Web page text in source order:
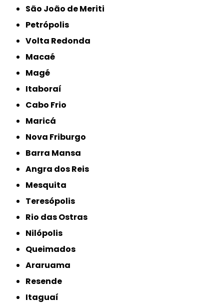
São João de Meriti
Petrópolis
Volta Redonda
Macaé
Magé
Itaboraí
Cabo Frio
Maricá
Nova Friburgo
Barra Mansa
Angra dos Reis
Mesquita
Teresópolis
Rio das Ostras
Nilópolis
Queimados
Araruama
Resende
Itaguaí